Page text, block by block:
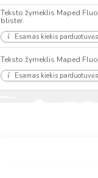
Teksto žymeklis Maped
blister.
Esamas kiekis
Teksto žymeklis Maped
Esamas kiekis